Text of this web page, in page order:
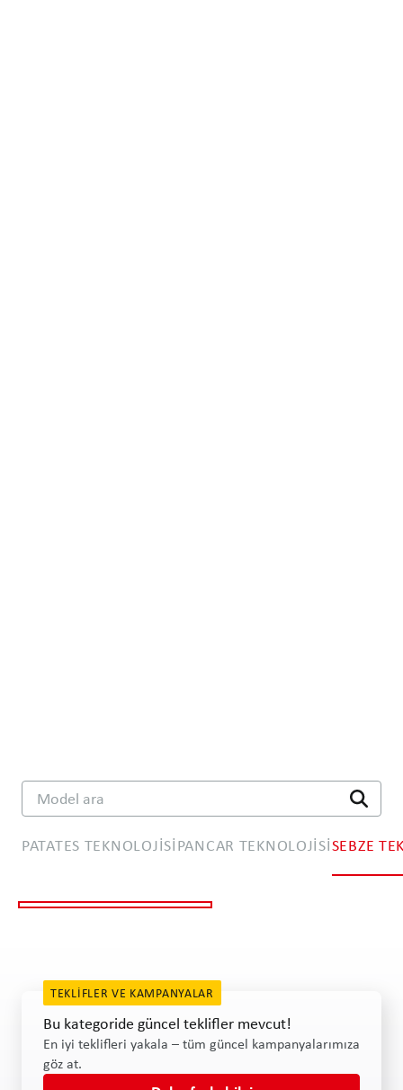
PATATES TEKNOLOJISIPANCAR TEKNOLOJISISEBZE
Model ara
TEKLIFLER VE KAMPANYALAR
Bu kategoride güncel teklifler mevcut!
En iyi teklifleri yakala – tüm güncel kampanyalarımıza
göz at.